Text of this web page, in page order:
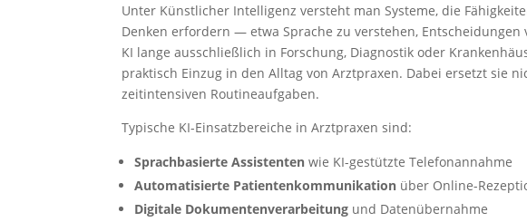
Unter Künstlicher Intelligenz versteht man Systeme, die
Denken erfordern — etwa Sprache zu verstehen,
KI lange ausschließlich in Forschung, Diagnostik oder
praktisch Einzug in den Alltag von Arztpraxen. Dabei ersetzt sie
zeitintensiven Routineaufgaben.
Typische KI-Einsatzbereiche in Arztpraxen sind:
Sprachbasierte Assistenten wie KI-gestützte Telefonannahme
Automatisierte Patientenkommunikation über Online-
Digitale Dokumentenverarbeitung und Datenübernahme